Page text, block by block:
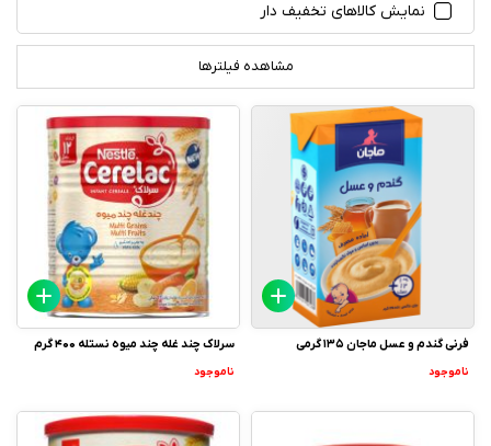
نمایش کالاهای تخفیف دار
مشاهده فیلترها
فرنی گندم و عسل ماجان 135 گرمی
ناموجود
سرلاک چند غله چند میوه نستله 400 گرم
ناموجود